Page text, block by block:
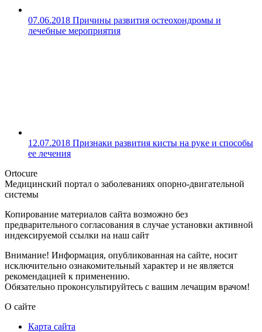
07.06.2018 Причины развития остеохондромы и
лечебные мероприятия
12.07.2018 Признаки развития кисты на руке и способы
ее лечения
Ortocure
Медицинский портал о заболеваниях опорно-двигательной
системы
Копирование материалов сайта возможно без
предварительного согласования в случае установки активной
индексируемой ссылки на наш сайт
Внимание! Информация, опубликованная на сайте, носит
исключительно ознакомительный характер и не является
рекомендацией к применению.
Обязательно проконсультируйтесь с вашим лечащим врачом!
О сайте
Карта сайта